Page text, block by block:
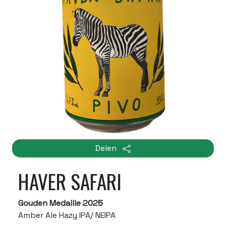
Delen
HAVER SAFARI
Gouden Medaille 2025
Amber Ale Hazy IPA/ NEIPA